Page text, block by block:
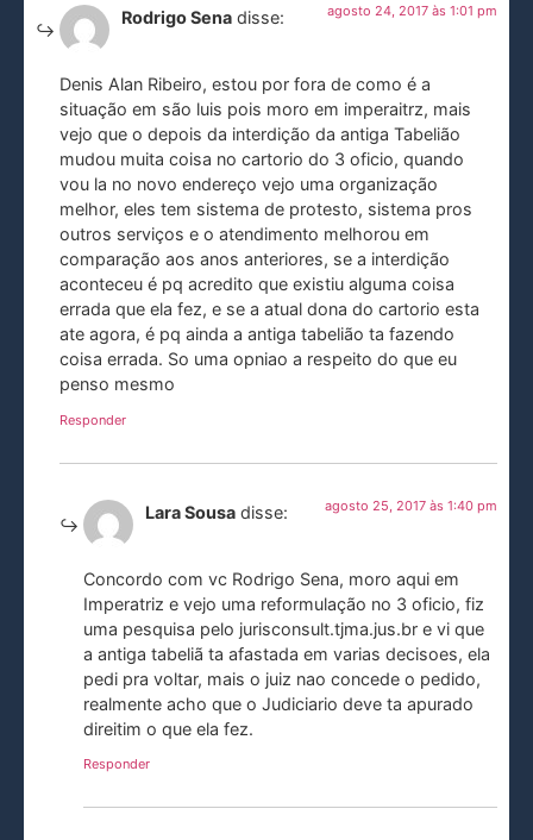
Rodrigo Sena disse: agosto 24, 2017 às 1:01 pm
Denis Alan Ribeiro, estou por fora de como é a
situação em são luis pois moro em imperaitrz, mais
vejo que o depois da interdição da antiga Tabelião
mudou muita coisa no cartorio do 3 oficio, quando
vou la no novo endereço vejo uma organização
melhor, eles tem sistema de protesto, sistema pros
outros serviços e o atendimento melhorou em
comparação aos anos anteriores, se a interdição
aconteceu é pq acredito que existiu alguma coisa
errada que ela fez, e se a atual dona do cartorio esta
ate agora, é pq ainda a antiga tabelião ta fazendo
coisa errada. So uma opniao a respeito do que eu
penso mesmo
Responder
Lara Sousa disse: agosto 25, 2017 às 1:40 pm
Concordo com vc Rodrigo Sena, moro aqui em
Imperatriz e vejo uma reformulação no 3 oficio, fiz
uma pesquisa pelo jurisconsult.tjma.jus.br e vi que
a antiga tabeliã ta afastada em varias decisoes, ela
pedi pra voltar, mais o juiz nao concede o pedido,
realmente acho que o Judiciario deve ta apurado
direitim o que ela fez.
Responder